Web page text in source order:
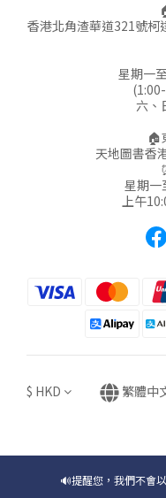
香港北角渣華道321號柯
星期一
六、
🏠
天地圖書香
星期一
上午
$ HKD 繁體中
🔊提醒您，我們不會